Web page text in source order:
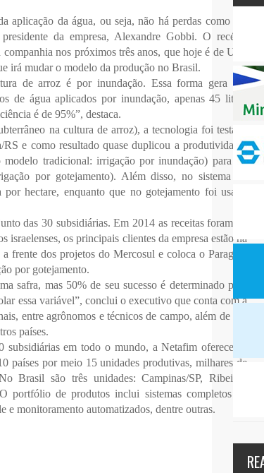
aplicação da água, ou seja, não há perdas como em
da empresa, Alexandre Gobbi. O recém-
nos próximos três anos, que hoje é de US$
irá mudar o modelo da produção no Brasil.
de arroz é por inundação. Essa forma gera um
de água aplicados por inundação, apenas 45 litros
é de 95%”, destaca.
na cultura de arroz), a tecnologia foi testada
e como resultado quase duplicou a produtividade,
tradicional: irrigação por inundação) para 12
por gotejamento). Além disso, no sistema de
hectare, enquanto que no gotejamento foi usado
das 30 subsidiárias. Em 2014 as receitas foram de
os principais clientes da empresa estão na
frente dos projetos do Mercosul e coloca o Paraguai
por gotejamento.
safra, mas 50% de seu sucesso é determinado pelo
essa variável”, conclui o executivo que conta com a
entre agrônomos e técnicos de campo, além de um
países.
em todo o mundo, a Netafim oferece as
países por meio 15 unidades produtivas, milhares de
Brasil são três unidades: Campinas/SP, Ribeirão
portfólio de produtos inclui sistemas completos de
e monitoramento automatizados, dentre outras.